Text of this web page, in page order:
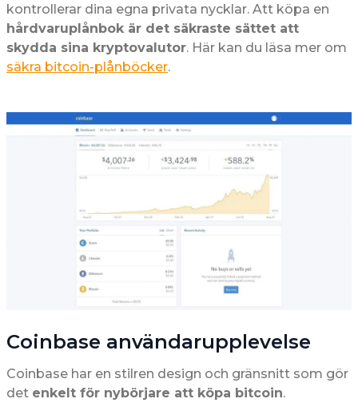
kontrollerar dina egna privata nycklar. Att köpa en
hårdvaruplånbok är det säkraste sättet att
skydda sina kryptovalutor. Här kan du läsa mer om
säkra bitcoin-plånböcker.
Coinbase användarupplevelse
Coinbase har en stilren design och gränsnitt som gör
det enkelt för nybörjare att köpa bitcoin.